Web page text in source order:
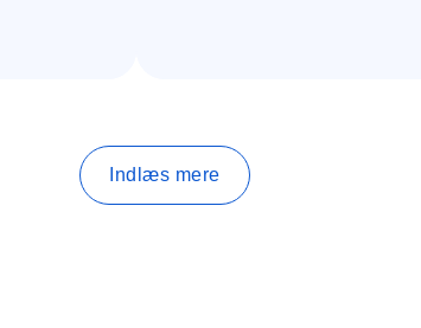
Indlæs mere